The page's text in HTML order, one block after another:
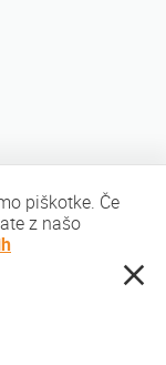
pridržane. Vse
piškotke. Če
z našo